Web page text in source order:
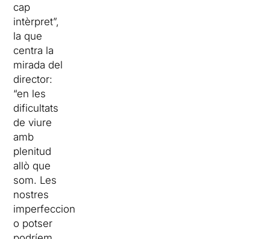
cap
intèrpret”,
la que
centra la
mirada del
director:
“en les
dificultats
de viure
amb
plenitud
allò que
som. Les
nostres
imperfeccions,
o potser